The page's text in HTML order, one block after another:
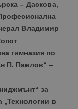
– Даскова,
Владимир
гимназия по
П. Павлов“ –
за
„Технологии в